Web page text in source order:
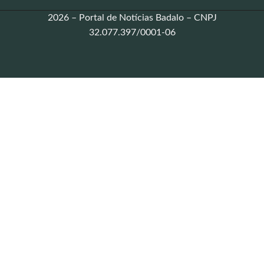
2026 – Portal de Notícias Badalo – CNPJ
32.077.397/0001-06